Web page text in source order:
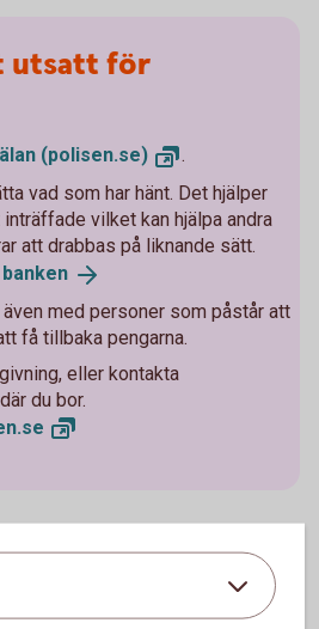
utsatt för
(polisen.se)
.
vad som har hänt. Det hjälper
vilket kan hjälpa andra
att drabbas på liknande sätt.
banken
med personer som påstår att
få tillbaka pengarna.
eller kontakta
du bor.
se
om hur du kan